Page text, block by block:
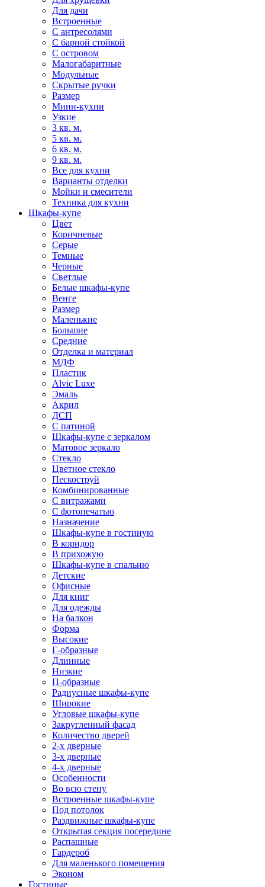
Для дачи
Встроенные
С антресолями
С барной стойкой
С островом
Малогабаритные
Модульные
Скрытые ручки
Размер
Мини-кухни
Узкие
3 кв. м.
5 кв. м.
6 кв. м.
9 кв. м.
Все для кухни
Варианты отделки
Мойки и смесители
Техника для кухни
Шкафы-купе
Цвет
Коричневые
Серые
Темные
Черные
Светлые
Белые шкафы-купе
Венге
Размер
Маленькие
Большие
Средние
Отделка и материал
МДФ
Пластик
Alvic Luxe
Эмаль
Акрил
ДСП
С патиной
Шкафы-купе с зеркалом
Матовое зеркало
Стекло
Цветное стекло
Пескоструй
Комбинированные
С витражами
С фотопечатью
Назначение
Шкафы-купе в гостиную
В коридор
В прихожую
Шкафы-купе в спальню
Детские
Офисные
Для книг
Для одежды
На балкон
Форма
Высокие
Г-образные
Длинные
Низкие
П-образные
Радиусные шкафы-купе
Широкие
Угловые шкафы-купе
Закругленный фасад
Количество дверей
2-х дверные
3-х дверные
4-х дверные
Особенности
Во всю стену
Встроенные шкафы-купе
Под потолок
Раздвижные шкафы-купе
Открытая секция посередине
Распашные
Гардероб
Для маленького помещения
Эконом
Гостиные